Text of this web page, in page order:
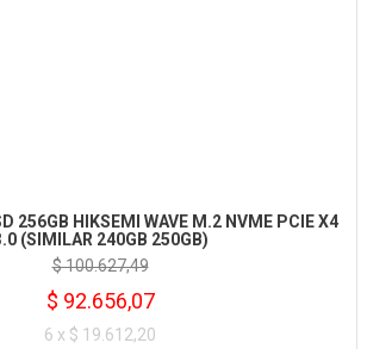
256GB HIKSEMI WAVE M.2 NVME PCIE X4
(SIMILAR 240GB 250GB)
$ 100.627,49
$ 92.656,07
6 x $ 19.612,20